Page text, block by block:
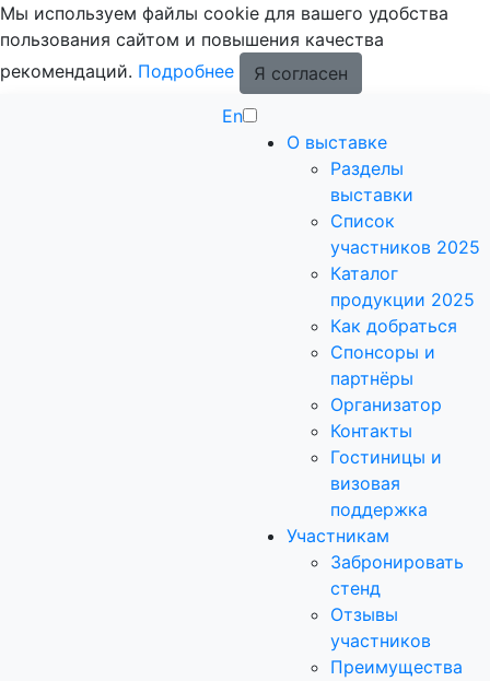
Мы используем файлы cookie для вашего удобства
пользования сайтом и повышения качества
рекомендаций. Подробнее
Я согласен
En
О выставке
Разделы
выставки
Список
участников 2025
Каталог
продукции 2025
Как добраться
Спонсоры и
партнёры
Организатор
Контакты
Гостиницы и
визовая
поддержка
Участникам
Забронировать
стенд
Отзывы
участников
Преимущества